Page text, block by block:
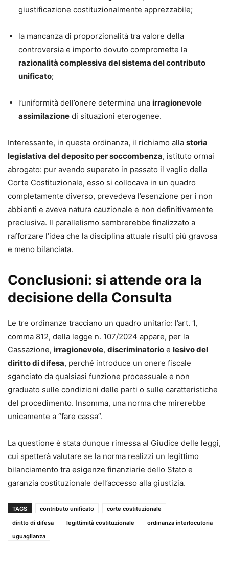
giustificazione costituzionalmente apprezzabile;
la mancanza di proporzionalità tra valore della
controversia e importo dovuto compromette la
razionalità complessiva del sistema del contributo
unificato;
l’uniformità dell’onere determina una irragionevole
assimilazione di situazioni eterogenee.
Interessante, in questa ordinanza, il richiamo alla storia
legislativa del deposito per soccombenza, istituto ormai
abrogato: pur avendo superato in passato il vaglio della
Corte Costituzionale, esso si collocava in un quadro
completamente diverso, prevedeva l’esenzione per i non
abbienti e aveva natura cauzionale e non definitivamente
preclusiva. Il parallelismo sembrerebbe finalizzato a
rafforzare l’idea che la disciplina attuale risulti più gravosa
e meno bilanciata.
Conclusioni: si attende ora la
decisione della Consulta
Le tre ordinanze tracciano un quadro unitario: l’art. 1,
comma 812, della legge n. 107/2024 appare, per la
Cassazione, irragionevole, discriminatorio e lesivo del
diritto di difesa, perché introduce un onere fiscale
sganciato da qualsiasi funzione processuale e non
graduato sulle condizioni delle parti o sulle caratteristiche
del procedimento. Insomma, una norma che mirerebbe
unicamente a “fare cassa”.
La questione è stata dunque rimessa al Giudice delle leggi,
cui spetterà valutare se la norma realizzi un legittimo
bilanciamento tra esigenze finanziarie dello Stato e
garanzia costituzionale dell’accesso alla giustizia.
TAGS contributo unificato
corte costituzionale
diritto di difesa
legittimità costituzionale
ordinanza interlocutoria
uguaglianza